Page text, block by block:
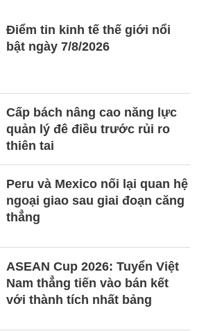
Điểm tin kinh tế thế giới nổi
bật ngày 7/8/2026
Cấp bách nâng cao năng lực
quản lý đê điều trước rủi ro
thiên tai
Peru và Mexico nối lại quan hệ
ngoại giao sau giai đoạn căng
thẳng
ASEAN Cup 2026: Tuyển Việt
Nam thẳng tiến vào bán kết
với thành tích nhất bảng